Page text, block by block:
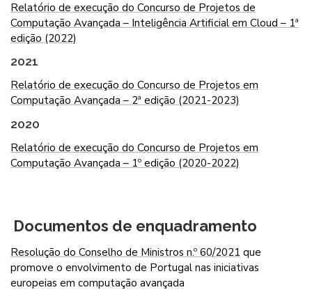
Relatório de execução do Concurso de Projetos de
Computação Avançada – Inteligência Artificial em Cloud – 1ª
edição (2022)
2021
Relatório de execução do Concurso de Projetos em
Computação Avançada – 2ª edição (2021-2023)
2020
Relatório de execução do Concurso de Projetos em
Computação Avançada – 1º edição (2020-2022)
Documentos de enquadramento
Resolução do Conselho de Ministros n.º 60/2021 que
promove o envolvimento de Portugal nas iniciativas
europeias em computação avançada